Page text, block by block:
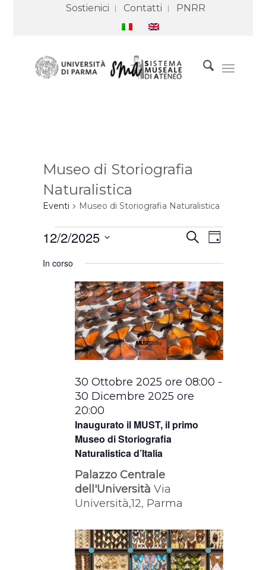
Sostienici Contatti PNRR
Museo di Storiografia
Naturalistica
Eventi Museo di Storiografia Naturalistica
Eventi
for
2025
Eventi
Ricerca
Navigazione
CercaEvento
Viste
Giorno
12/2/2025
In corso
Inaugurato il MUST, il primo
Museo di Storiografia
Naturalistica d’Italia
30 Ottobre 2025 ore 08:00 -
30 Dicembre 2025 ore
20:00
Palazzo Centrale
dell'UniversitàVia
Università,12, Parma